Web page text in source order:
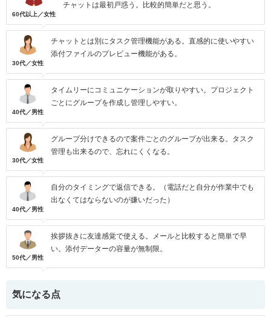
60代以上／女性
チャットは最初戸惑う。比較的簡単だと思う。
30代／女性
チャットとは別にタスク管理機能がある。直感的に使いやすい
添付ファイルのプレビュー機能がある。
40代／男性
タイムリーにコミュニケーションが取りやすい。プロジェクト
ごとにグループを作成し管理しやすい。
30代／女性
グループ分けできるので案件ごとのグループが出来る。タスク
管理も出来るので、忘れにくくなる。
40代／男性
自分のタイミングで返信できる。（電話だと自分が作業中でも
出なくてはならないのが嫌いだった）
50代／男性
挨拶抜きに友達感覚で使える。メールと比較すると簡単で早
い。添付データーの容量が無制限。
気になる点